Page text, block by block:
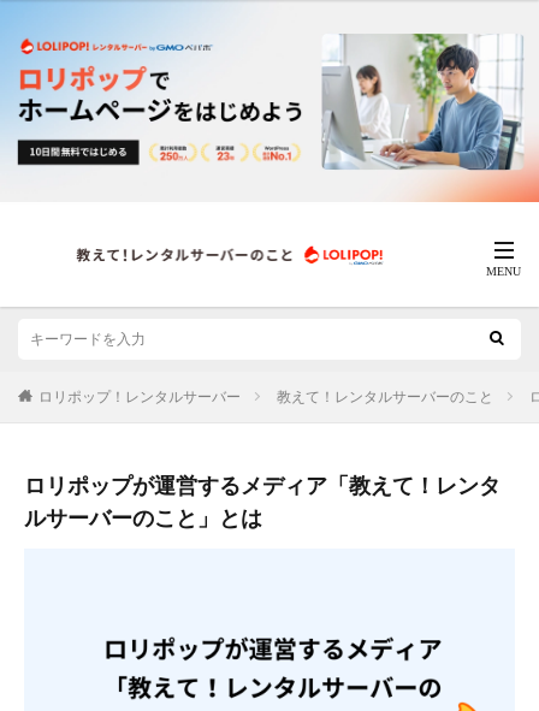
ロリポップ！レンタルサーバー 教えて！レンタルサーバーのこと
ロリポップが運営するメディア「教えて！レンタ
ルサーバーのこと」とは